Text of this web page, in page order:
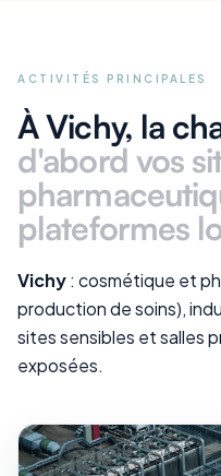
ACTIVITÉS PRINCIPALES
À Vichy, la
d'abord vos
plateformes
Vichy: cosmétique et
production de soins),
sites sensibles et salles
exposées.